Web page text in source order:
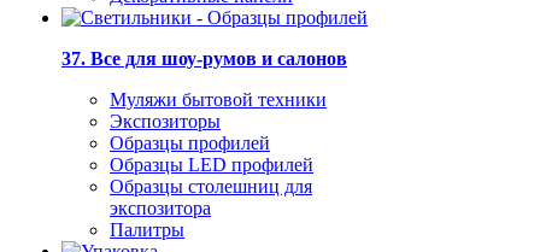
37. Все для шоу-румов и салонов
Муляжи бытовой техники
Экспозиторы
Образцы профилей
Образцы LED профилей
Образцы столешниц для
экспозитора
Палитры